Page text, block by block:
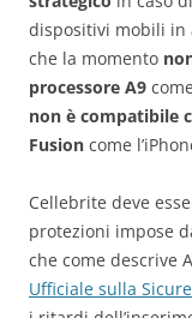
dispositivi mobili in
che la momento
processore A9
non è compatibile
Fusion come
Cellebrite deve
protezioni impose
che come descrive
Ufficiale sulla